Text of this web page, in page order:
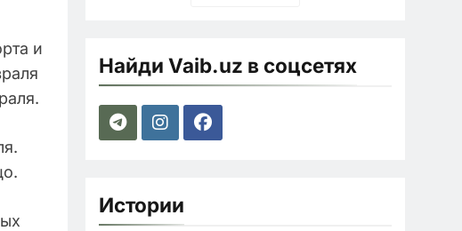
и
Найди Vaib.uz в соцсетях
Истории